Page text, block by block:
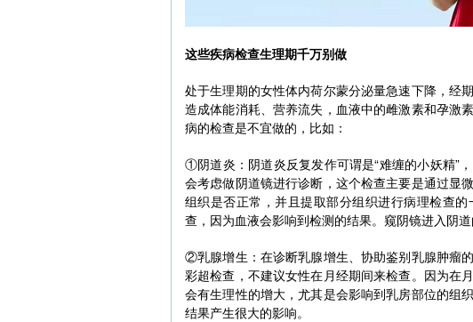
这些疾病检查生理期千万别做
处于生理期的女性体内荷尔蒙分泌量急速下降，经
造成体能消耗、营养流失，血液中的雌激素和孕激
病的检查是不宜做的，比如：
①阴道炎：阴道炎反复发作可谓是“难缠的小妖精”
会考虑做阴道镜进行诊断，这个检查主要是通过显
组织是否正常，并且提取部分组织进行病理检查
查，因为血液会影响到检测的结果。窥阴镜进入阴
②乳腺增生：在诊断乳腺增生、协助鉴别乳腺肿瘤
彩超检查，不建议女性在月经期间来检查。因为在
会有生理性的增大，尤其是会影响到乳房部位的组
结果产生很大的影响。